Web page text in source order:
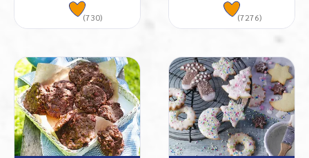
(730) (7276)